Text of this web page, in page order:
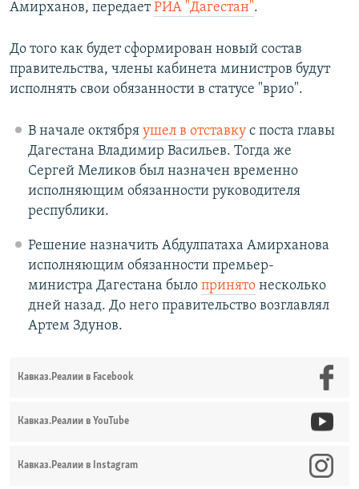
Амирханов, передаетРИА "Дагестан".
До того как будет сформирован новый состав
правительства, члены кабинета министров будут
исполнять свои обязанности в статусе "врио".
В начале октября ушел в отставкус поста главы
Дагестана Владимир Васильев. Тогда же
Сергей Меликов был назначен временно
исполняющим обязанности руководителя
республики.
Решение назначить Абдулпатаха Амирханова
исполняющим обязанности премьер-
министра Дагестана было принятонесколько
дней назад. До него правительство возглавлял
Артем Здунов.
Кавказ.Реалии в Facebook
Кавказ.Реалии в YouTube
Кавказ.Реалии в Instagram